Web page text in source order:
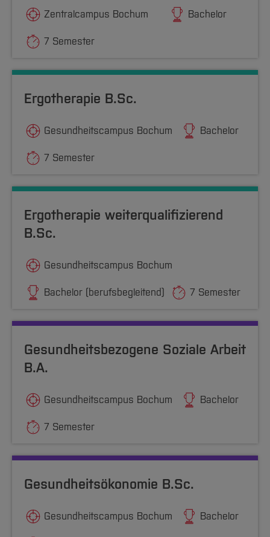
Zentralcampus Bochum Bachelor
7 Semester
Ergotherapie B.Sc.
Gesundheitscampus Bochum Bachelor
7 Semester
Ergotherapie weiterqualifizierend
B.Sc.
Gesundheitscampus Bochum
Bachelor (berufsbegleitend) 7 Semester
Gesundheitsbezogene Soziale Arbeit
B.A.
Gesundheitscampus Bochum Bachelor
7 Semester
Gesundheitsökonomie B.Sc.
Gesundheitscampus Bochum Bachelor